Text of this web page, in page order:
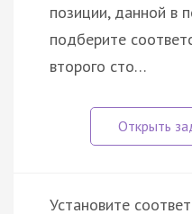
позиции, данной в
подберите
второго сто…
Установите